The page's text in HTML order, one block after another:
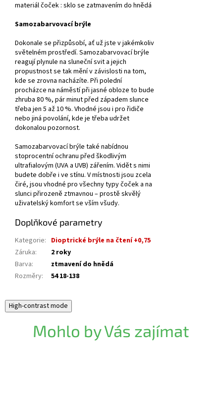
materiál čoček : sklo se zatmavením do hnědá
Samozabarvovací brýle
Dokonale se přizpůsobí, ať už jste v jakémkoliv
světelném prostředí. Samozabarvovací brýle
reagují plynule na sluneční svit a jejich
propustnost se tak mění v závislosti na tom,
kde se zrovna nacházíte. Při polední
procházce na náměstí při jasné obloze to bude
zhruba 80 %, pár minut před západem slunce
třeba jen 5 až 10 %. Vhodné jsou i pro řidiče
nebo jiná povolání, kde je třeba udržet
dokonalou pozornost.
Samozabarvovací brýle také nabídnou
stoprocentní ochranu před škodlivým
ultrafialovým (UVA a UVB) zářením. Vidět s nimi
budete dobře i ve stínu. V místnosti jsou zcela
čiré, jsou vhodné pro všechny typy čoček a na
slunci přirozeně ztmavnou – prostě skvělý
uživatelský komfort se vším všudy.
Doplňkové parametry
Kategorie: Dioptrické brýle na čtení +0,75
Záruka:
2 roky
Barva:
ztmavení do hnědá
Rozměry: 54 18-138
High-contrast mode
Mohlo by Vás zajímat